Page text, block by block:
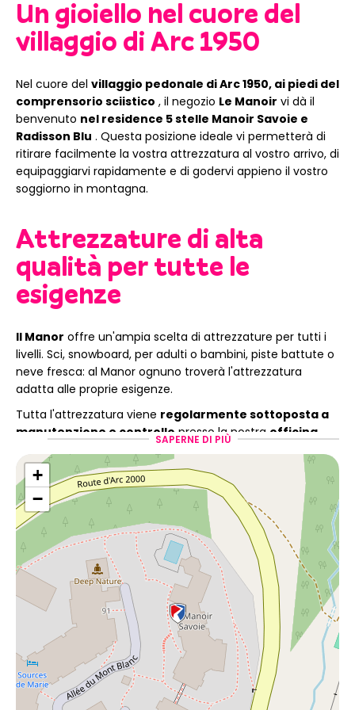
Un gioiello nel cuore del
villaggio di Arc 1950
Nel cuore del villaggio pedonale di Arc 1950, ai piedi del
comprensorio sciistico , il negozio Le Manoir vi dà il
benvenuto nel residence 5 stelle Manoir Savoie e
Radisson Blu . Questa posizione ideale vi permetterà di
ritirare facilmente la vostra attrezzatura al vostro arrivo, di
equipaggiarvi rapidamente e di godervi appieno il vostro
soggiorno in montagna.
Attrezzature di alta
qualità per tutte le
esigenze
Il Manor offre un'ampia scelta di attrezzature per tutti i
livelli. Sci, snowboard, per adulti o bambini, piste battute o
neve fresca: al Manor ognuno troverà l'attrezzatura
adatta alle proprie esigenze.
Tutta l'attrezzatura viene regolarmente sottoposta a
manutenzione e controllopresso la nostra officina
durante tutte le vostre giornate sulle piste.
Un team pronto
all'ascolto e servizi pratici
Il nostro team di professionisti della montagna vi accoglie
in un'atmosfera intima e accogliente. Vi consiglierà nella
scelta dell'attrezzatura più adatta al vostro livello e alle
vostre preferenze. L'obiettivo è offrirvi un'esperienza
piacevole, rapida e senza intoppi, dal ritiro
dell'attrezzatura fino alla fine del soggiorno.
Per rendere ancora più piacevole il vostro soggiorno, vi
SAPERNE DI PIÙ
+
−